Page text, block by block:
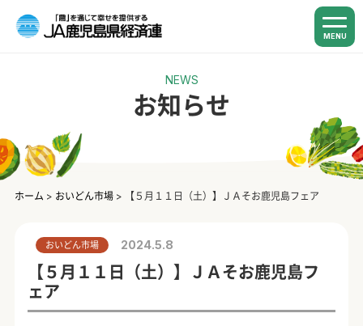
MENU
NEWS
お知らせ
ホーム > おいどん市場> 【５月１１日（土）】ＪＡそお鹿児島フェア
おいどん市場 2024.5.8
【５月１１日（土）】ＪＡそお鹿児島フ
ェア